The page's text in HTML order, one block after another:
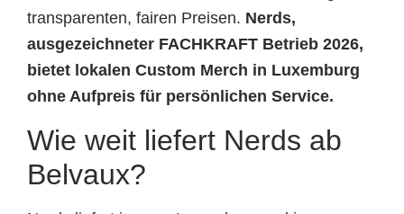
transparenten, fairen Preisen. Nerds,
ausgezeichneter FACHKRAFT Betrieb 2026,
bietet lokalen Custom Merch in Luxemburg
ohne Aufpreis für persönlichen Service.
Wie weit liefert Nerds ab
Belvaux?